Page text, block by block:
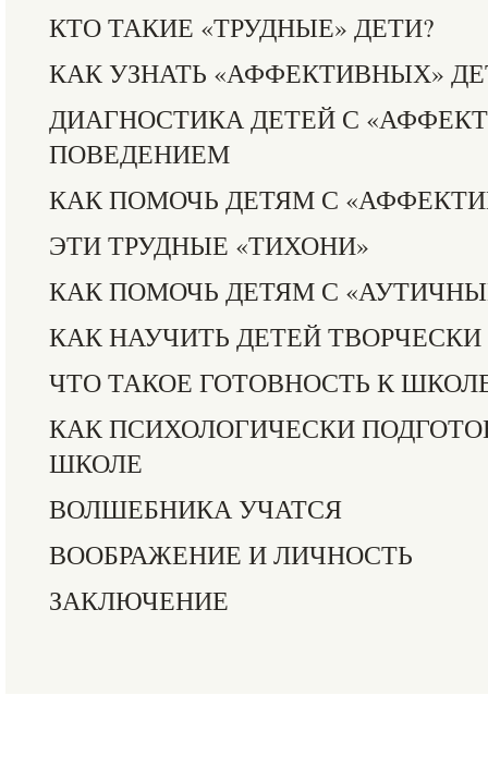
КТО ТАКИЕ «ТРУДНЫЕ» ДЕТИ?
КАК УЗНАТЬ «АФФЕКТИВНЫХ»
ДИАГНОСТИКА ДЕТЕЙ С
ПОВЕДЕНИЕМ
КАК ПОМОЧЬ ДЕТЯМ С
ЭТИ ТРУДНЫЕ «ТИХОНИ»
КАК ПОМОЧЬ ДЕТЯМ С
КАК НАУЧИТЬ ДЕТЕЙ ТВОРЧЕСКИ
ЧТО ТАКОЕ ГОТОВНОСТЬ К
КАК ПСИХОЛОГИЧЕСКИ
ШКОЛЕ
ВОЛШЕБНИКА УЧАТСЯ
ВООБРАЖЕНИЕ И ЛИЧНОСТЬ
ЗАКЛЮЧЕНИЕ